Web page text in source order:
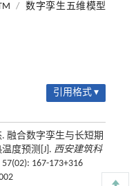
/ 数字孪生五维模型
引用格式 ▾
融合数字孪生与长短期
度预测[J]. 西安建筑科
57(02): 167-173+316